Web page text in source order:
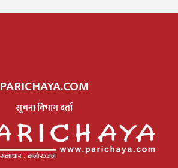
PARICHAYA.COM
सूचना विभाग दर्ता